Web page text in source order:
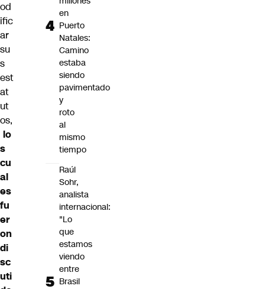
od
ific
ar
su
s
est
at
ut
os,
lo
s
cu
al
es
fu
er
on
di
sc
uti
en
Puerto
Natales:
Camino
estaba
siendo
pavimentado
y
roto
al
mismo
tiempo
Raúl
Sohr,
analista
internacional:
"Lo
que
estamos
viendo
entre
Brasil